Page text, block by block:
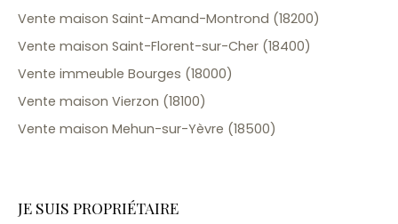
Vente maison Saint-Amand-Montrond (18200)
Vente maison Saint-Florent-sur-Cher (18400)
Vente immeuble Bourges (18000)
Vente maison Vierzon (18100)
Vente maison Mehun-sur-Yèvre (18500)
JE SUIS PROPRIÉTAIRE